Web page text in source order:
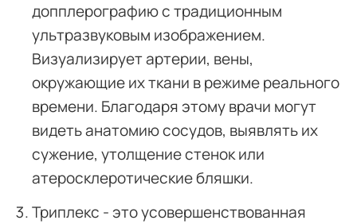
допплерографию с традиционным
ультразвуковым изображением.
Визуализирует артерии, вены,
окружающие их ткани в режиме реального
времени. Благодаря этому врачи могут
видеть анатомию сосудов, выявлять их
сужение, утолщение стенок или
атеросклеротические бляшки.
Триплекс - это усовершенствованная